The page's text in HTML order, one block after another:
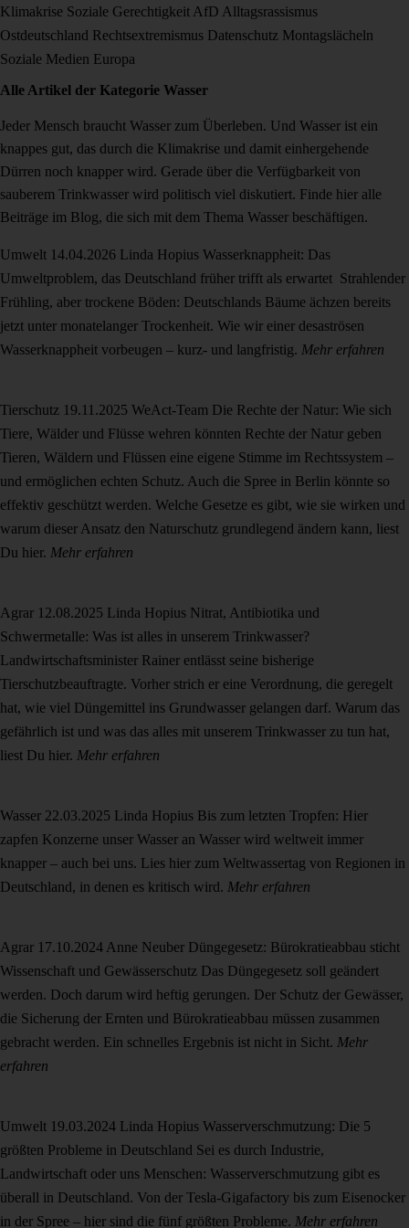
Klimakrise Soziale Gerechtigkeit AfD Alltagsrassismus
Ostdeutschland Rechtsextremismus Datenschutz Montagslächeln
Soziale Medien Europa
Alle Artikel der Kategorie Wasser
Jeder Mensch braucht Wasser zum Überleben. Und Wasser ist ein
knappes gut, das durch die Klimakrise und damit einhergehende
Dürren noch knapper wird. Gerade über die Verfügbarkeit von
sauberem Trinkwasser wird politisch viel diskutiert. Finde hier alle
Beiträge im Blog, die sich mit dem Thema Wasser beschäftigen.
Umwelt 14.04.2026 Linda Hopius Wasserknappheit: Das
Umweltproblem, das Deutschland früher trifft als erwartet Strahlender
Frühling, aber trockene Böden: Deutschlands Bäume ächzen bereits
jetzt unter monatelanger Trockenheit. Wie wir einer desaströsen
Wasserknappheit vorbeugen – kurz- und langfristig. Mehr erfahren
Tierschutz 19.11.2025 WeAct-Team Die Rechte der Natur: Wie sich
Tiere, Wälder und Flüsse wehren könnten Rechte der Natur geben
Tieren, Wäldern und Flüssen eine eigene Stimme im Rechtssystem –
und ermöglichen echten Schutz. Auch die Spree in Berlin könnte so
effektiv geschützt werden. Welche Gesetze es gibt, wie sie wirken und
warum dieser Ansatz den Naturschutz grundlegend ändern kann, liest
Du hier. Mehr erfahren
Agrar 12.08.2025 Linda Hopius Nitrat, Antibiotika und
Schwermetalle: Was ist alles in unserem Trinkwasser?
Landwirtschaftsminister Rainer entlässt seine bisherige
Tierschutzbeauftragte. Vorher strich er eine Verordnung, die geregelt
hat, wie viel Düngemittel ins Grundwasser gelangen darf. Warum das
gefährlich ist und was das alles mit unserem Trinkwasser zu tun hat,
liest Du hier. Mehr erfahren
Wasser 22.03.2025 Linda Hopius Bis zum letzten Tropfen: Hier
zapfen Konzerne unser Wasser an Wasser wird weltweit immer
knapper – auch bei uns. Lies hier zum Weltwassertag von Regionen in
Deutschland, in denen es kritisch wird. Mehr erfahren
Agrar 17.10.2024 Anne Neuber Düngegesetz: Bürokratieabbau sticht
Wissenschaft und Gewässerschutz Das Düngegesetz soll geändert
werden. Doch darum wird heftig gerungen. Der Schutz der Gewässer,
die Sicherung der Ernten und Bürokratieabbau müssen zusammen
gebracht werden. Ein schnelles Ergebnis ist nicht in Sicht. Mehr
erfahren
Umwelt 19.03.2024 Linda Hopius Wasserverschmutzung: Die 5
größten Probleme in Deutschland Sei es durch Industrie,
Landwirtschaft oder uns Menschen: Wasserverschmutzung gibt es
überall in Deutschland. Von der Tesla-Gigafactory bis zum Eisenocker
in der Spree – hier sind die fünf größten Probleme. Mehr erfahren